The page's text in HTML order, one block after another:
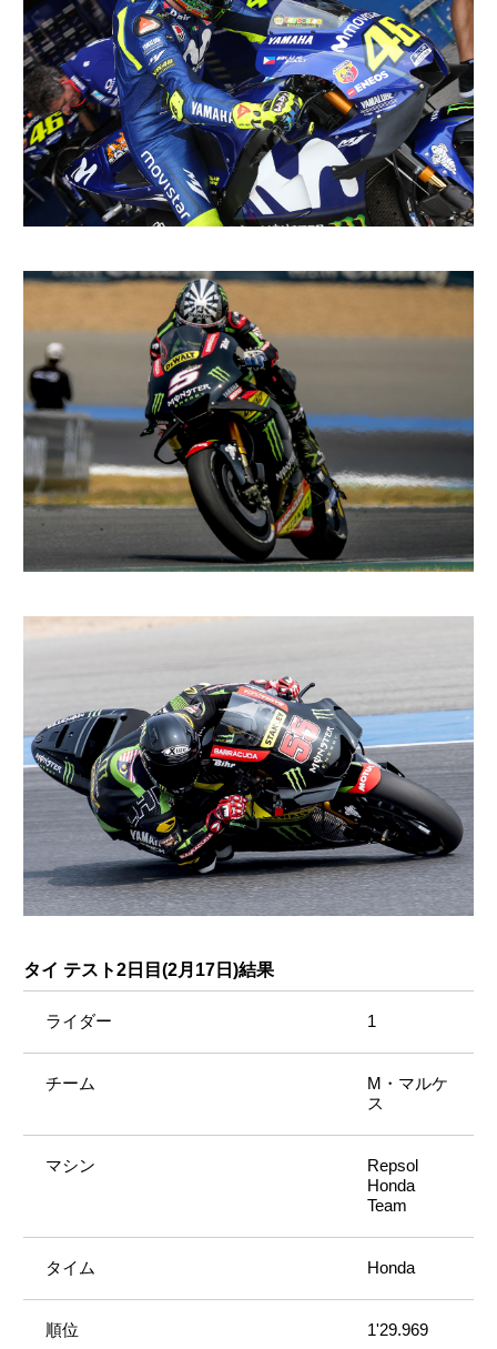
タイ テスト2日目(2月17日)結果
1
M・マルケ
ス
Repsol
Honda
Team
Honda
1'29.969